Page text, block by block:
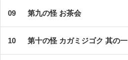
第九の怪 お茶会
第十の怪 カガミジゴク 其の一